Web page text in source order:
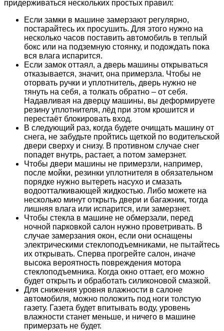
придерживаться нескольких простых правил:
Если замки в машине замерзают регулярно,
постарайтесь их просушить. Для этого нужно на
несколько часов поставить автомобиль в теплый
бокс или на подземную стоянку, и подождать пока
вся влага испарится.
Если замок оттаял, а дверь машины открываться
отказывается, значит, она примерзла. Чтобы не
оторвать ручки и уплотнитель, дверь нужно не
тянуть на себя, а толкать обратно – от себя.
Надавливая на дверцу машины, вы деформируете
резину уплотнителя, лёд при этом крошится и
перестаёт блокировать вход.
В следующий раз, когда будете очищать машину от
снега, не забудьте пройтись щеткой по водительской
двери сверху и снизу. В противном случае снег
попадет внутрь, растает, а потом замерзнет.
Чтобы двери машины не примерзли, например,
после мойки, резинки уплотнителя в обязательном
порядке нужно вытереть насухо и смазать
водоотталкивающей жидкостью. Либо можете на
несколько минут открыть двери и багажник, тогда
лишняя влага или испарится, или замерзнет.
Чтобы стекла в машине не обмерзали, перед
ночной парковкой салон нужно проветривать. В
случае замерзания окон, если они оснащены
электрическими стеклоподъемниками, не пытайтесь
их открывать. Сперва прогрейте салон, иначе
высока вероятность повреждения мотора
стеклоподъемника. Когда окно оттает, его можно
будет открыть и обработать силиконовой смазкой.
Для снижения уровня влажности в салоне
автомобиля, можно положить под ноги толстую
газету. Газета будет впитывать воду, уровень
влажности станет меньше, и ничего в машине
примерзать не будет.